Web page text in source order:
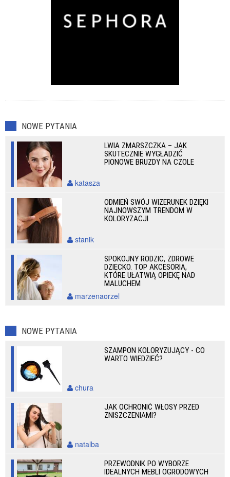
NOWE PYTANIA
LWIA ZMARSZCZKA – JAK
SKUTECZNIE WYGŁADZIĆ
PIONOWE BRUZDY NA CZOLE
katasza
ODMIEŃ SWÓJ WIZERUNEK DZIĘKI
NAJNOWSZYM TRENDOM W
KOLORYZACJI
stanik
SPOKOJNY RODZIC, ZDROWE
DZIECKO. TOP AKCESORIA,
KTÓRE UŁATWIĄ OPIEKĘ NAD
MALUCHEM
marzenaorzel
NOWE PYTANIA
SZAMPON KOLORYZUJĄCY - CO
WARTO WIEDZIEĆ?
chura
JAK OCHRONIĆ WŁOSY PRZED
ZNISZCZENIAMI?
natalba
PRZEWODNIK PO WYBORZE
IDEALNYCH MEBLI OGRODOWYCH